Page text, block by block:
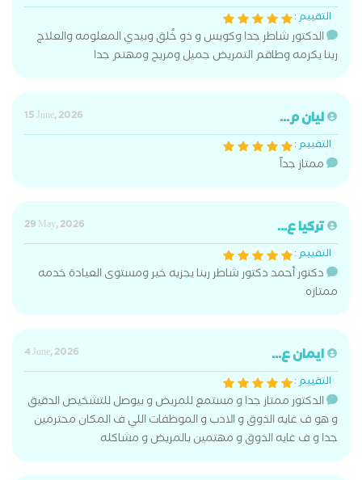
التقييم :
الدكتور شاطر جدا وكويس و ذو خُلق وبيدي المعلومه والعلاج
ربنا يكرمه وطاقم التمريض جميل ومريح ومهتم جدا
ليان م...
15 June, 2026
التقييم :
ممتاز جداً
تركيا ع...
29 May, 2026
التقييم :
دكتور أحمد دكتور شاطر ربنا يجزيه خير ومستوى العيادة خدمه
ممتازه
ايمان ع...
4 June, 2026
التقييم :
الدكتور ممتاز جدا و مستمع للمريض و بيوصل للتشخيص الدقيق
و هو ف غايه الذوق و الادب و الموظفات اللي ف المكان محترمين
جدا و ف غايه الذوق و مهتمين بالمريض و مشاكله